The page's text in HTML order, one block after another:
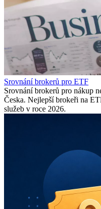
Srovnání brokerů pro ETF
Srovnání brokerů pro nákup
Česka. Nejlepší brokeři na
služeb v roce 2026.